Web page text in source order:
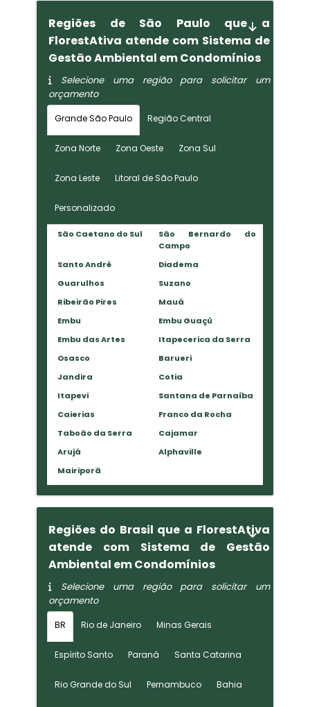
Regiões de São Paulo que a
FlorestAtiva atende com Sistema de
Gestão Ambiental em Condomínios
Selecione uma região para solicitar um
orçamento
Grande São Paulo Região Central
Zona Norte Zona Oeste Zona Sul
Zona Leste Litoral de São Paulo
Personalizado
São Caetano do Sul
São Bernardo do
Campo
Santo André
Diadema
Guarulhos
Suzano
Ribeirão Pires
Mauá
Embu
Embu Guaçú
Embu das Artes
Itapecerica da Serra
Osasco
Barueri
Jandira
Cotia
Itapevi
Santana de Parnaíba
Caierias
Franco da Rocha
Taboão da Serra
Cajamar
Arujá
Alphaville
Mairiporã
Regiões do Brasil que a FlorestAtiva
atende com Sistema de Gestão
Ambiental em Condomínios
Selecione uma região para solicitar um
orçamento
BR Rio de Janeiro Minas Gerais
Espírito Santo Paraná Santa Catarina
Rio Grande do Sul Pernambuco Bahia